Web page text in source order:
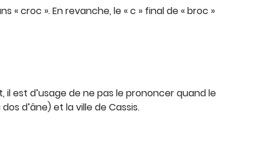
croc ». En revanche, le « c » final de « broc »
il est d’usage de ne pas le prononcer quand le
d’âne) et la ville de Cassis.